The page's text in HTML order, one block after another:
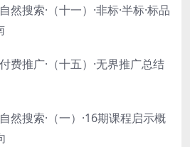
然搜索·（十一）·非标·半标·标品
费推广·（十五）·无界推广总结
然搜索·（一）·16期课程启示概